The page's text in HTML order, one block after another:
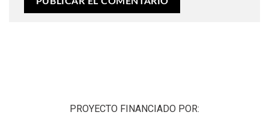
PROYECTO FINANCIADO POR: